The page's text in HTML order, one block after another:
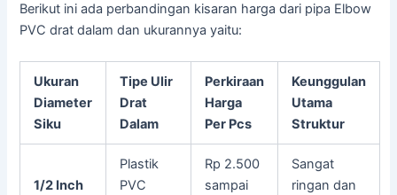
Berikut ini ada perbandingan kisaran harga dari pipa Elbow
PVC drat dalam dan ukurannya yaitu:
Ukuran
Diameter
Siku
Tipe Ulir
Drat
Dalam
Perkiraan
Harga
Per Pcs
Keunggulan
Utama
Struktur
1/2 Inch
Plastik
PVC
Rp 2.500
sampai
Sangat
ringan dan